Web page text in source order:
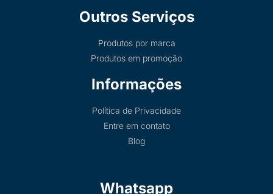
Outros Serviços
Produtos por marca
Produtos em promoção
Informações
Política de Privacidade
Entre em contato
Blog
Whatsapp